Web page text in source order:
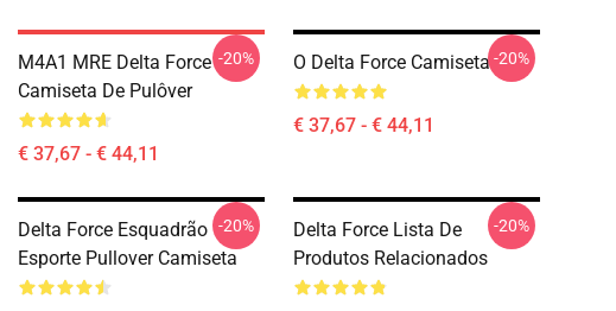
M4A1 MRE Delta Force
Camiseta De Pulôver
€ 37,67 - € 44,11
-20% O Delta Force Camiseta
€ 37,67 - € 44,11
-20%
Delta Force Esquadrão
Esporte Pullover Camiseta
-20%
Delta Force Lista De
Produtos Relacionados
-20%